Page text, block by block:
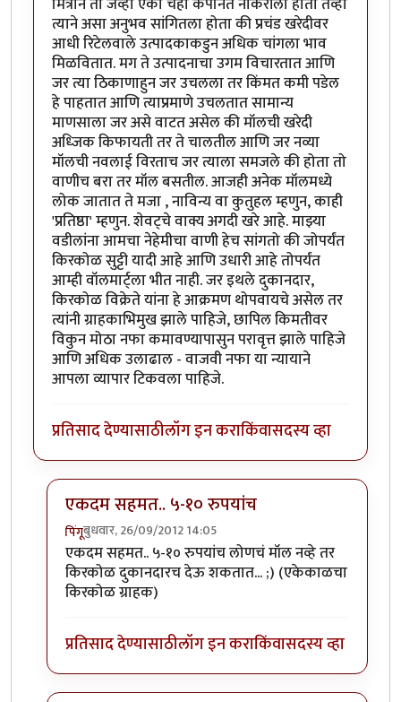
त्याने असा अनुभव सांगितला होता की प्रचंड खरेदीवर
आधी रिटेलवाले उत्पादकाकडुन अधिक चांगला भाव
मिळवितात. मग ते उत्पादनाचा उगम विचारतात आणि
जर त्या ठिकाणाहुन जर उचलला तर किंमत कमी पडेल
हे पाहतात आणि त्याप्रमाणे उचलतात सामान्य
माणसाला जर असे वाटत असेल की मॉलची खरेदी
अध्जिक किफायती तर ते चालतील आणि जर नव्या
मॉलची नवलाई विरताच जर त्याला समजले की होता तो
वाणीच बरा तर मॉल बसतील. आजही अनेक मॉलमध्ये
लोक जातात ते मजा , नाविन्य वा कुतुहल म्हणुन, काही
'प्रतिष्ठा' म्हणुन. शेवट्चे वाक्य अगदी खरे आहे. माझ्या
वडीलांना आमचा नेहेमीचा वाणी हेच सांगतो की जोपर्यंत
किरकोळ सुट्टी यादी आहे आणि उधारी आहे तोपर्यंत
आम्ही वॉलमार्ट्ला भीत नाही. जर इथले दुकानदार,
किरकोळ विक्रेते यांना हे आक्रमण थोपवायचे असेल तर
त्यांनी ग्राहकाभिमुख झाले पाहिजे, छापिल किमतीवर
विकुन मोठा नफा कमावण्यापासुन परावृत्त झाले पाहिजे
आणि अधिक उलाढाल - वाजवी नफा या न्यायाने
आपला व्यापार टिकवला पाहिजे.
प्रतिसाद देण्यासाठीलॉग इन कराकिंवासदस्य व्हा
एकदम सहमत.. ५-१० रुपयांच
पिंगूबुधवार, 26/09/2012 14:05
In reply toजनजागृतीbyसर्वसाक्षी
एकदम सहमत.. ५-१० रुपयांच लोणचं मॉल नव्हे तर
किरकोळ दुकानदारच देऊ शकतात... ;) (एकेकाळचा
किरकोळ ग्राहक)
प्रतिसाद देण्यासाठीलॉग इन कराकिंवासदस्य व्हा